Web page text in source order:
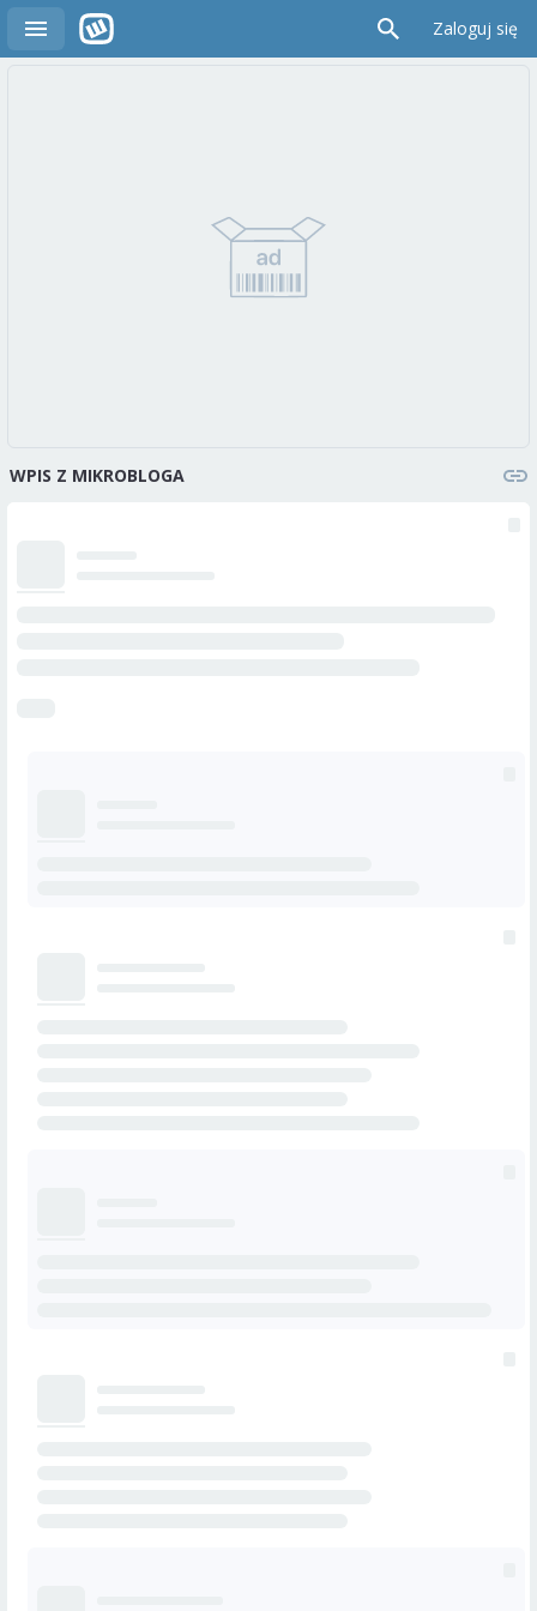
Zaloguj się
WPIS Z MIKROBLOGA